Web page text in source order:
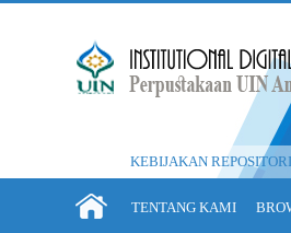
KEBIJAKAN REPOSITORI
TENTANG KAMI